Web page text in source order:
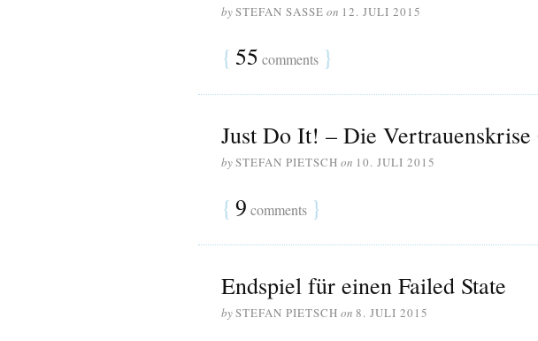
bySTEFAN SASSE on 12. JULI 2015
{ 55 comments }
Just Do It! – Die Vertrauenskrise
bySTEFAN PIETSCH on 10. JULI 2015
{ 9 comments }
Endspiel für einen Failed State
bySTEFAN PIETSCH on 8. JULI 2015